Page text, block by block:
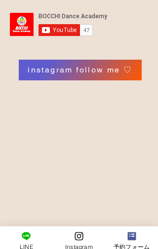
instagram follow me ♡
LINE Instagram 予約フォーム